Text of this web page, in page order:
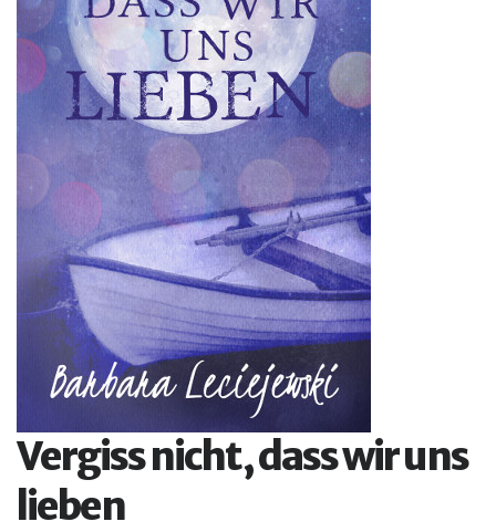
Vergiss nicht, dass wir uns
lieben